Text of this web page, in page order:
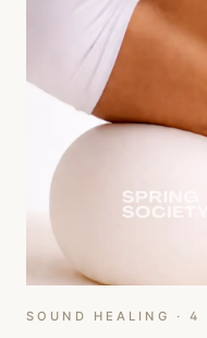
SOUND HEALING ·4